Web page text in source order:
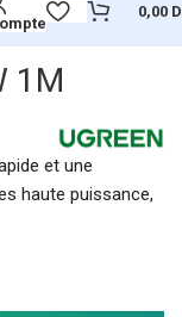
0,00
1M
et une
haute puissance,